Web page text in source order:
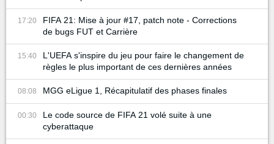
17:20
FIFA 21: Mise à jour #17, patch note - Corrections
de bugs FUT et Carrière
15:40
L'UEFA s'inspire du jeu pour faire le changement de
règles le plus important de ces dernières années
08:08 MGG eLigue 1, Récapitulatif des phases finales
00:30
Le code source de FIFA 21 volé suite à une
cyberattaque